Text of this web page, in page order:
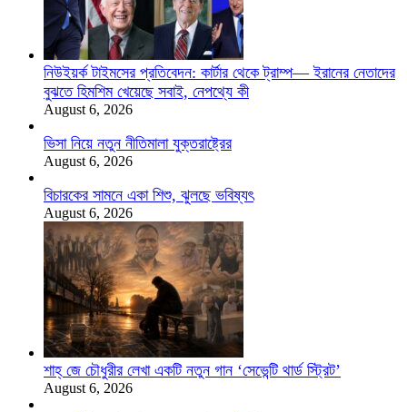
নিউইয়র্ক টাইমসের প্রতিবেদন: কার্টার থেকে ট্রাম্প— ইরানের নেতাদের
বুঝতে হিমশিম খেয়েছে সবাই, নেপথ্যে কী
August 6, 2026
ভিসা নিয়ে নতুন নীতিমালা যুক্তরাষ্ট্রের
August 6, 2026
বিচারকের সামনে একা শিশু, ঝুলছে ভবিষ্যৎ
August 6, 2026
শাহ্‌ জে চৌধুরীর লেখা একটি নতুন গান ‘সেভেন্টি থার্ড স্ট্রিট’
August 6, 2026